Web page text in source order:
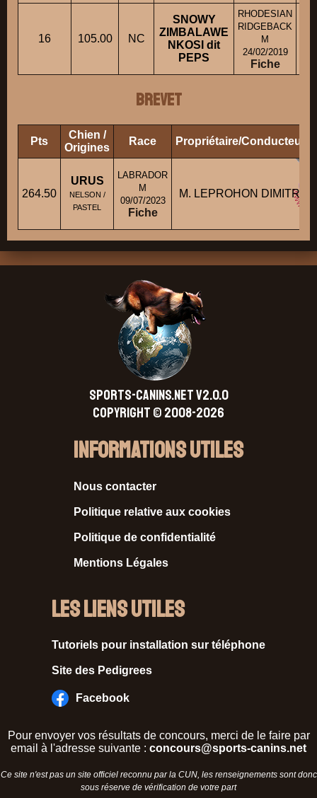
16 105.00 NC
SNOWY
ZIMBALAWE
NKOSI dit
PEPS
RHODESIAN
RIDGEBACK
M
24/02/2019
Fiche
BREVET
Pts
Chien /
Origines
Race Propriétaire/Conducteur
264.50
URUS
NELSON /
PASTEL
LABRADOR
M
09/07/2023
Fiche
M. LEPROHON DIMITRI
SPORTS-CANINS.NET V2.0.0
Copyright © 2008-2026
Informations Utiles
Nous contacter
Politique relative aux cookies
Politique de confidentialité
Mentions Légales
Les liens utiles
Tutoriels pour installation sur téléphone
Site des Pedigrees
Facebook
Pour envoyer vos résultats de concours, merci de le faire par
email à l'adresse suivante : concours@sports-canins.net
Ce site n'est pas un site officiel reconnu par la CUN, les renseignements sont donc
sous réserve de vérification de votre part